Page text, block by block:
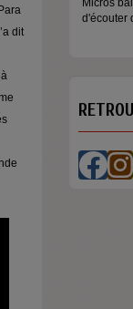
dit
Micros baladeurs Aligre
d'écouter des...